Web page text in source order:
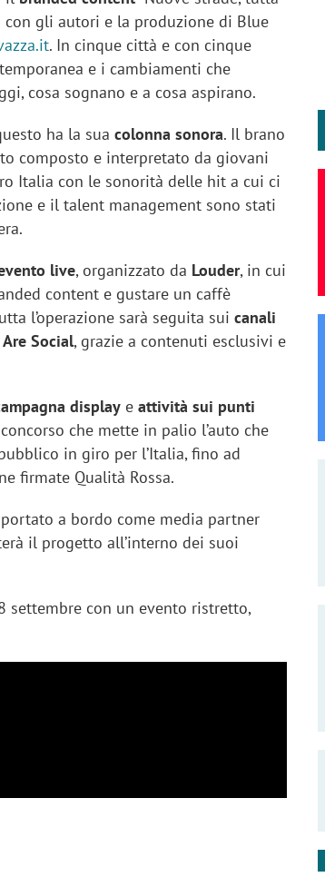
con gli autori e la produzione di Blue
. In cinque città e con cinque
e i cambiamenti che
cosa sognano e a cosa aspirano.
ha la suacolonna sonora. Il brano
composto e interpretato da giovani
Italia con le sonorità delle hit a cui ci
e il talent management sono stati
live, organizzato da Louder, in cui
content e gustare un caffè
l’operazione sarà seguita suicanali
Are Social, grazie a contenuti esclusivi e
display eattività sui punti
che mette in palio l’auto che
in giro per l’Italia, fino ad
firmate Qualità Rossa.
a bordo come media partner
il progetto all’interno dei suoi
settembre con un evento ristretto,